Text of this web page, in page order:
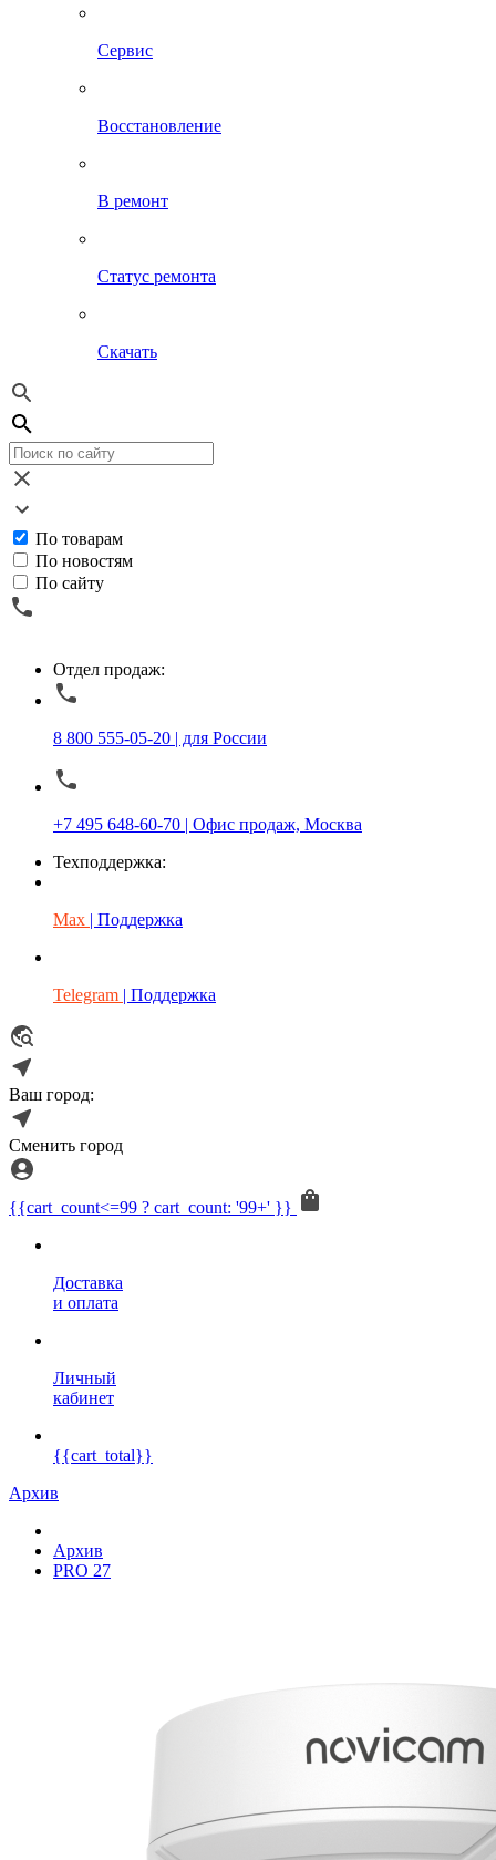
Сервис
Восстановление
В ремонт
Статус ремонта
Скачать
По товарам
По новостям
По сайту
Отдел продаж:
8 800 555-05-20 | для России
+7 495 648-60-70 | Офис продаж, Москва
Техподдержка:
Max | Поддержка
Telegram | Поддержка
Ваш город:
Сменить город
{{cart_count<=99 ? cart_count: '99+' }}
Доставка
и оплата
Личный
кабинет
{{cart_total}}
Архив
Архив
PRO 27